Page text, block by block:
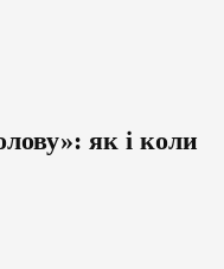
як і коли